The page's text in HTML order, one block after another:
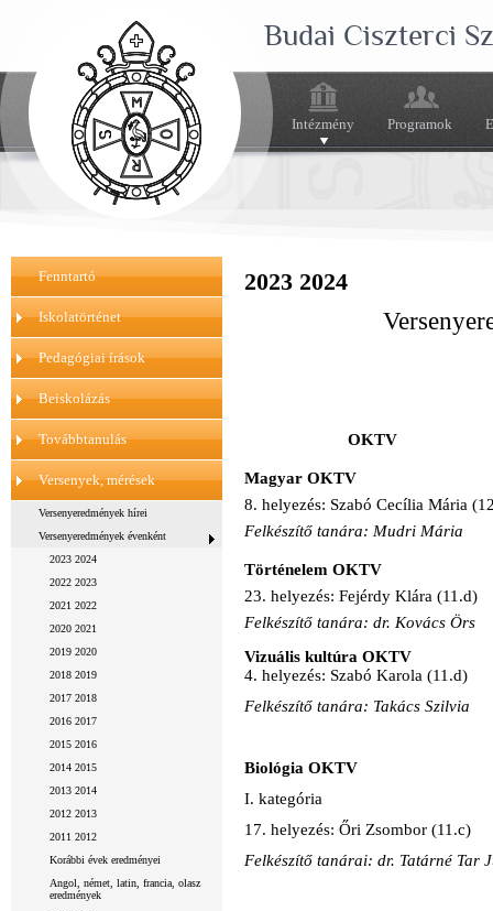
Budai Ciszterci
Intézmény Programok
Fenntartó
Iskolatörténet
Pedagógiai írások
Beiskolázás
Továbbtanulás
Versenyek, mérések
Versenyeredmények hírei
Versenyeredmények évenként
2023 2024
2022 2023
2021 2022
2020 2021
2019 2020
2018 2019
2017 2018
2016 2017
2015 2016
2014 2015
2013 2014
2012 2013
2011 2012
Korábbi évek eredményei
Angol, német, latin, francia, olasz
eredmények
2023 2024
OKTV
Magyar OKTV
8. helyezés: Szabó Cecília Mária
Felkészítő tanára: Mudri Mária
Történelem OKTV
23. helyezés: Fejérdy Klára (11.d)
Felkészítő tanára: dr. Kovács Örs
Vizuális kultúra OKTV
4. helyezés: Szabó Karola (11.d)
Felkészítő tanára: Takács Szilvia
Biológia OKTV
I. kategória
17. helyezés: Őri Zsombor (11.c)
Felkészítő tanárai: dr. Tatárné Tar